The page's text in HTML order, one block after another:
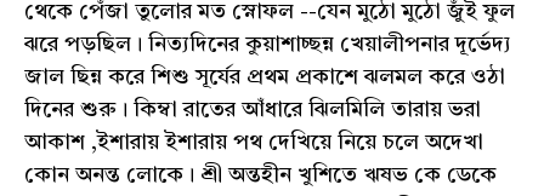
থেকে পেঁজা তুলোর মত স্নোফল --যেন মুঠো মুঠো জুঁই ফুল
ঝরে পড়ছিল। নিত্যদিনের কুয়াশাচ্ছন্ন খেয়ালীপনার দূর্ভেদ্য
জাল ছিন্ন করে শিশু সূর্যের প্রথম প্রকাশে ঝলমল করে ওঠা
দিনের শুরু। কিম্বা রাতের আঁধারে ঝিলমিলি তারায় ভরা
আকাশ ,ইশারায় ইশারায় পথ দেখিয়ে নিয়ে চলে অদেখা
কোন অনন্ত লোকে। শ্রী অন্তহীন খুশিতে ঋষভ কে ডেকে